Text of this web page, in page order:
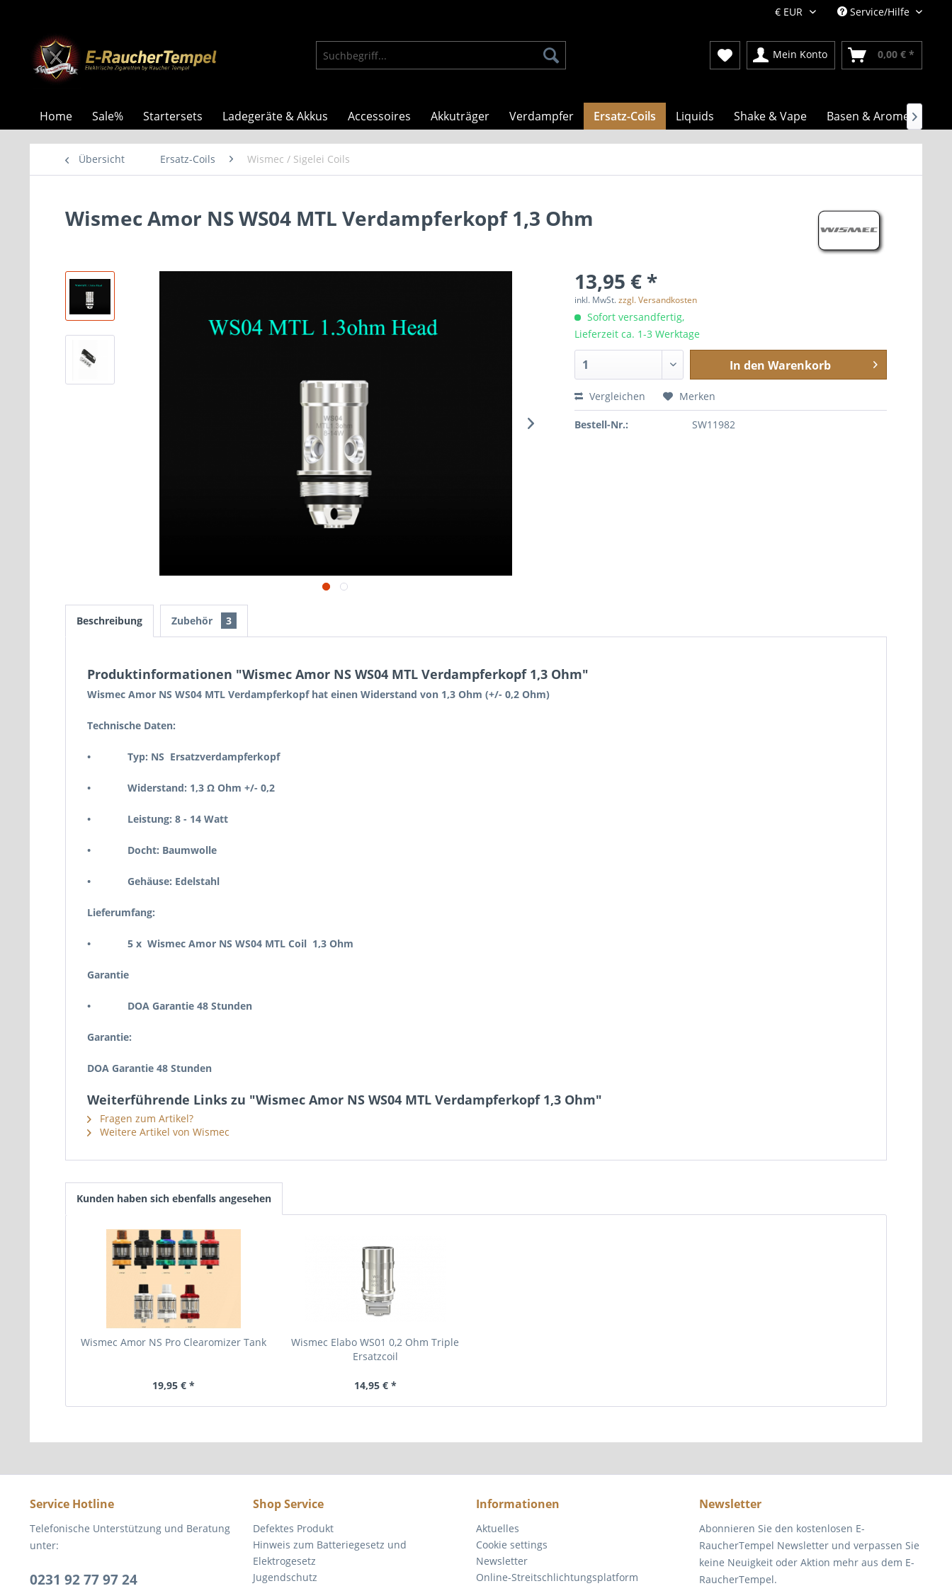
Service/Hilfe
Mein Konto 0,00 € *
Home Sale% Startersets Ladegeräte & Akkus Accessoires Akkuträger Verdampfer Ersatz-Coils Liquids Shake & Vape Basen & Aromen

Übersicht Ersatz-Coils Wismec / Sigelei Coils
Wismec Amor NS WS04 MTL Verdampferkopf 1,3 Ohm
13,95 € *
inkl. MwSt.zzgl. Versandkosten
Sofort versandfertig,
Lieferzeit ca. 1-3 Werktage
In den Warenkorb
Vergleichen Merken
Bestell-Nr.: SW11982
Beschreibung Zubehör 3
Produktinformationen "Wismec Amor NS WS04 MTL Verdampferkopf 1,3 Ohm"
Wismec Amor NS WS04 MTL Verdampferkopf hat einen Widerstand von 1,3 Ohm (+/- 0,2 Ohm)
Technische Daten:
• Typ: NS Ersatzverdampferkopf
• Widerstand: 1,3 Ω Ohm +/- 0,2
• Leistung: 8 - 14 Watt
• Docht: Baumwolle
• Gehäuse: Edelstahl
Lieferumfang:
• 5 x Wismec Amor NS WS04 MTL Coil 1,3 Ohm
Garantie
• DOA Garantie 48 Stunden
Garantie:
DOA Garantie 48 Stunden
Weiterführende Links zu "Wismec Amor NS WS04 MTL Verdampferkopf 1,3 Ohm"
Fragen zum Artikel?
Weitere Artikel von Wismec
Kunden haben sich ebenfalls angesehen
Wismec Amor NS Pro Clearomizer Tank
19,95 € *
Wismec Elabo WS01 0,2 Ohm Triple
Ersatzcoil
14,95 € *
Service Hotline
Telefonische Unterstützung und Beratung
unter:
0231 92 77 97 24
Shop Service
Defektes Produkt
Hinweis zum Batteriegesetz und
Elektrogesetz
Jugendschutz
Informationen
Aktuelles
Cookie settings
Newsletter
Online-Streitschlichtungsplatform
Newsletter
Abonnieren Sie den kostenlosen E-
RaucherTempel Newsletter und verpassen Sie
keine Neuigkeit oder Aktion mehr aus dem E-
RaucherTempel.